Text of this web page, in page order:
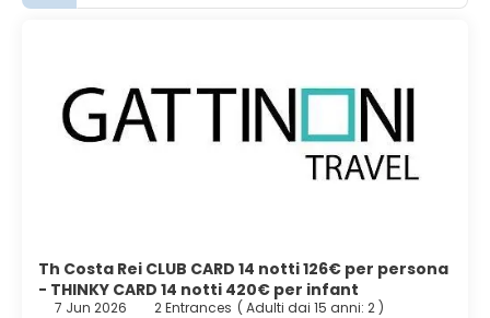
Th Costa Rei CLUB CARD 14 notti 126€ per persona
- THINKY CARD 14 notti 420€ per infant
7 Jun 2026 2 Entrances ( Adulti dai 15 anni: 2 )